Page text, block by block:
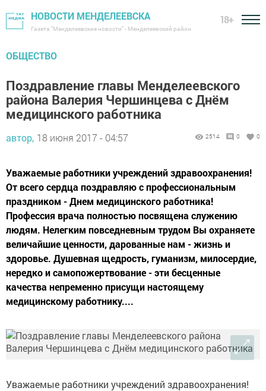
НОВОСТИ МЕНДЕЛЕЕВСКА
Газета "Менделеевские новости" - Менделеевский район
18+
ОБЩЕСТВО
Поздравление главы Менделеевского
района Валерия Чершинцева с Днём
медицинского работника
автор, 18 июня 2017 - 04:57 2514 0 0
Уважаемые работники учреждений здравоохранения!
От всего сердца поздравляю с профессиональным
праздником - Днем медицинского работника!
Профессия врача полностью посвящена служению
людям. Нелегким повседневным трудом Вы охраняете
величайшие ценности, дарованные нам - жизнь и
здоровье. Душевная щедрость, гуманизм, милосердие,
нередко и самопожертвование - эти бесценные
качества непременно присущи настоящему
медицинскому работнику....
Уважаемые работники учреждений здравоохранения!